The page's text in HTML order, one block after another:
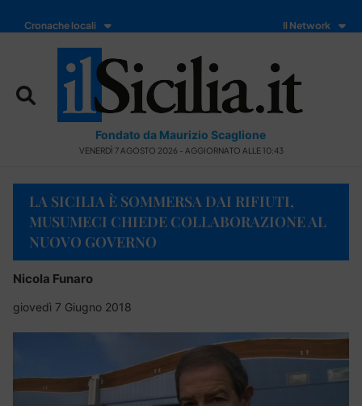
Cronache locali Il Network
Fondato da Maurizio Scaglione
VENERDÌ 7 AGOSTO 2026 - AGGIORNATO ALLE 10:43
LA SICILIA È SOMMERSA DAI RIFIUTI,
MUSUMECI CHIEDE COLLABORAZIONE AL
NUOVO GOVERNO
Nicola Funaro
giovedì 7 Giugno 2018